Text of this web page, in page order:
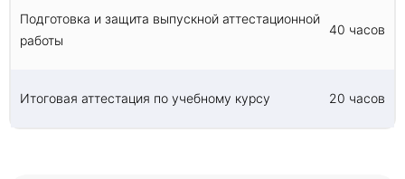
Подготовка и защита выпускной аттестационной
работы
40 часов
Итоговая аттестация по учебному курсу 20 часов